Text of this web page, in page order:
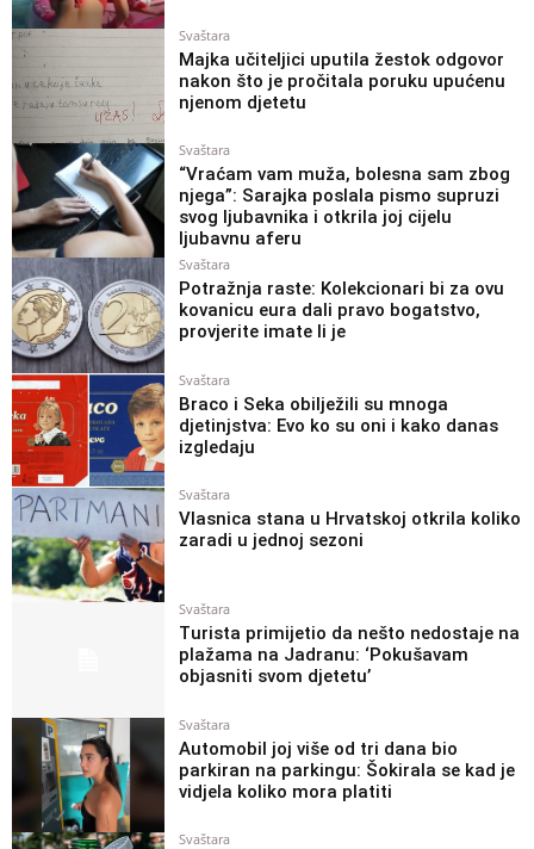
Svaštara
Majka učiteljici uputila žestok odgovor
nakon što je pročitala poruku upućenu
njenom djetetu
Svaštara
“Vraćam vam muža, bolesna sam zbog
njega”: Sarajka poslala pismo supruzi
svog ljubavnika i otkrila joj cijelu
ljubavnu aferu
Svaštara
Potražnja raste: Kolekcionari bi za ovu
kovanicu eura dali pravo bogatstvo,
provjerite imate li je
Svaštara
Braco i Seka obilježili su mnoga
djetinjstva: Evo ko su oni i kako danas
izgledaju
Svaštara
Vlasnica stana u Hrvatskoj otkrila koliko
zaradi u jednoj sezoni
Svaštara
Turista primijetio da nešto nedostaje na
plažama na Jadranu: ‘Pokušavam
objasniti svom djetetu’
Svaštara
Automobil joj više od tri dana bio
parkiran na parkingu: Šokirala se kad je
vidjela koliko mora platiti
Svaštara